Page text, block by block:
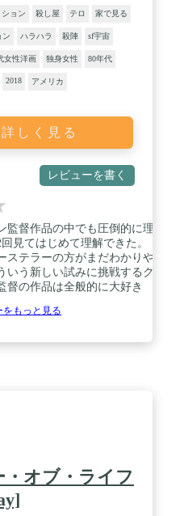
ション 殺し屋 テロ 家で見る
ン ハラハラ 殺陣 sf宇宙
女性洋画 独身女性 80年代
2018 アメリカ
しく見る
レビューを書く
監督作品の中でも圧倒的に理
見てはじめて理解できた。
ステラーの方がまだわかりや
いう新しい試みに挑戦するク
督の作品は全般的に大好き
をもっと見る
・オブ・ライフ